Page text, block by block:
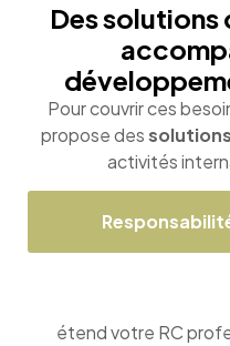
Des solutions
Pour couvrir ces
propose des
activités
étend votre RC